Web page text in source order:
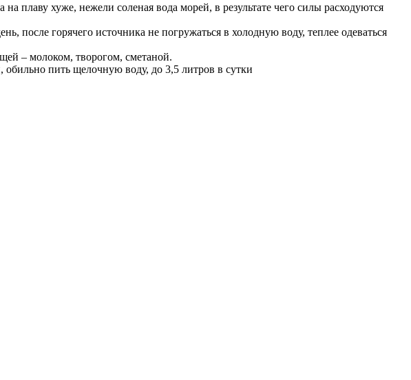
плаву хуже, нежели соленая вода морей, в результате чего силы расходуются
после горячего источника не погружаться в холодную воду, теплее одеваться
– молоком, творогом, сметаной.
пить щелочную воду, до 3,5 литров в сутки